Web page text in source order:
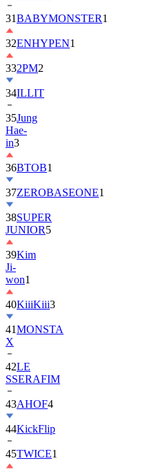
31BABYMONSTER1
32ENHYPEN1
332PM2
34ILLIT
35Jung
Hae-
in3
36BTOB1
37ZEROBASEONE1
38SUPER
JUNIOR5
39Kim
Ji-
won1
40KiiiKiii3
41MONSTA
X
42LE
SSERAFIM
43AHOF4
44KickFlip
45TWICE1